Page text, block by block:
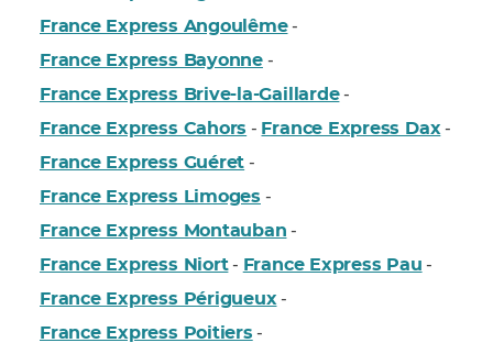
France Express Angoulême-
France Express Bayonne-
France Express Brive-la-Gaillarde-
France Express Cahors - France Express Dax -
France Express Guéret -
France Express Limoges -
France Express Montauban -
France Express Niort- France Express Pau -
France Express Périgueux -
France Express Poitiers -